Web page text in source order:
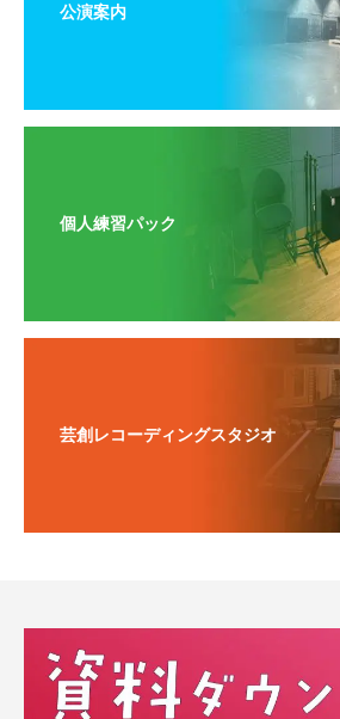
公演案内
個人練習パック
芸創レコーディングスタジオ